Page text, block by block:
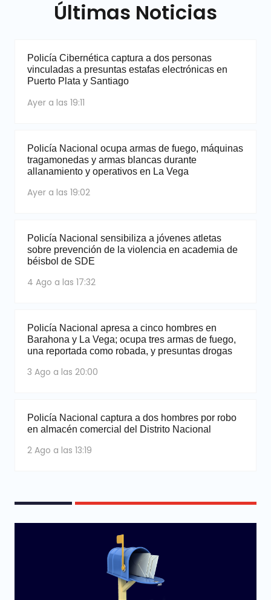
Últimas Noticias
Policía Cibernética captura a dos personas
vinculadas a presuntas estafas electrónicas en
Puerto Plata y Santiago
Ayer a las 19:11
Policía Nacional ocupa armas de fuego, máquinas
tragamonedas y armas blancas durante
allanamiento y operativos en La Vega
Ayer a las 19:02
Policía Nacional sensibiliza a jóvenes atletas
sobre prevención de la violencia en academia de
béisbol de SDE
4 Ago a las 17:32
Policía Nacional apresa a cinco hombres en
Barahona y La Vega; ocupa tres armas de fuego,
una reportada como robada, y presuntas drogas
3 Ago a las 20:00
Policía Nacional captura a dos hombres por robo
en almacén comercial del Distrito Nacional
2 Ago a las 13:19